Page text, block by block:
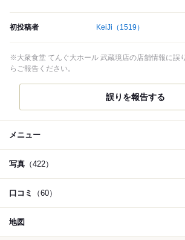
初投稿者 KeiJi （1519）
※大衆食堂 てんぐ大ホール 武蔵境店の店舗情報に誤
らご報告ください。
誤りを報告する
メニュー
写真 （422）
口コミ （60）
地図